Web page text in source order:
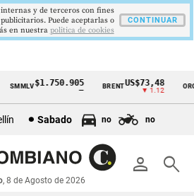
SMMLV$1.750.905 BRENTUS$73,48
▼ 1.12
ORO
Sabado no no
person search
, 8 de Agosto de 2026
y de terceros con fines
Puede aceptarlas o
en nuestra politica de cookies
CONTINUAR